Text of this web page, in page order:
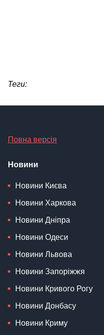
Теги:
Повна версія
Новини
Новини Києва
Новини Харкова
Новини Дніпра
Новини Одеси
Новини Львова
Новини Запоріжжя
Новини Кривого Рогу
Новини Донбасу
Новини Криму